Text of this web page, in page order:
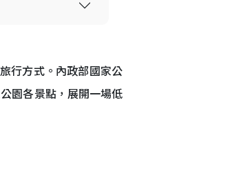
行方式。內政部國家公
園各景點，展開一場低